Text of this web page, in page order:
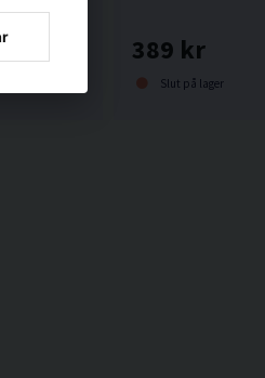
389 kr
Slut på lager